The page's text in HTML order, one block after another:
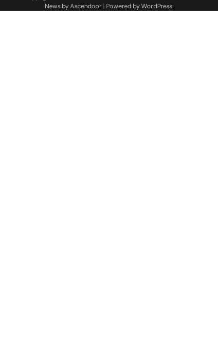
News byAscendoor| Powered byWordPress.